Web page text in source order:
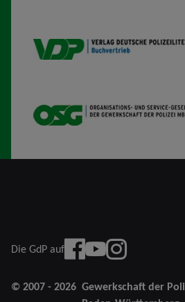
VDP B
OSG
Die GdP auf
Facebook
YouTubeinstagram
© 2007 - 2026 Gewerkschaft der